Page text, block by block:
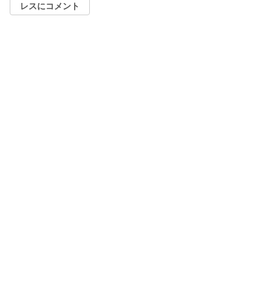
レスにコメント